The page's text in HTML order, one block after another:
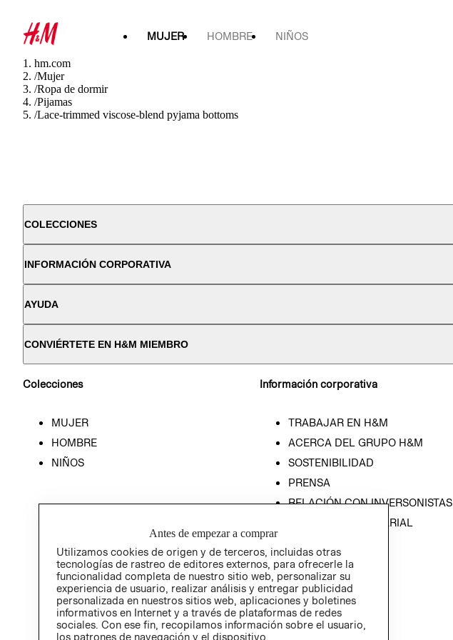
MUJER HOMBRE NIÑOS
hm.com
/Mujer
/Ropa de dormir
/Pijamas
/Lace-trimmed viscose-blend pyjama bottoms
COLECCIONES
INFORMACIÓN CORPORATIVA
AYUDA
CONVIÉRTETE EN H&M MIEMBRO
Colecciones
MUJER
HOMBRE
NIÑOS
Información corporativa
TRABAJAR EN H&M
ACERCA DEL GRUPO H&M
SOSTENIBILIDAD
PRENSA
RELACIÓN CON INVERSONISTAS
POLÍTICA EMPRESARIAL
Antes de empezar a comprar
Utilizamos cookies de origen y de terceros, incluidas otras
tecnologías de rastreo de editores externos, para ofrecerle la
funcionalidad completa de nuestro sitio web, personalizar su
experiencia de usuario, realizar análisis y entregar publicidad
personalizada en nuestros sitios web, aplicaciones y boletines
informativos en Internet y a través de plataformas de redes
sociales. Con ese fin, recopilamos información sobre el usuario,
los patrones de navegación y el dispositivo.